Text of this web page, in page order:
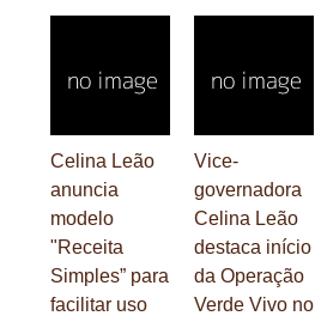
Celina Leão
anuncia
modelo
"Receita
Simples” para
facilitar uso
Vice-
governadora
Celina Leão
destaca início
da Operação
Verde Vivo no